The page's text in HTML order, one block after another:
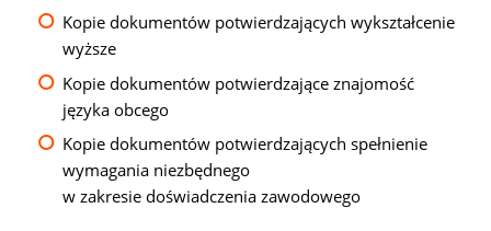
Kopie dokumentów potwierdzających wykształcenie
wyższe
Kopie dokumentów potwierdzające znajomość
języka obcego
Kopie dokumentów potwierdzających spełnienie
wymagania niezbędnego
w zakresie doświadczenia zawodowego